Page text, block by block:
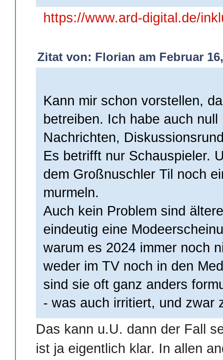
https://www.ard-digital.de/
Zitat von: Florian am Februar
Kann mir schon vorstellen,
betreiben. Ich habe auch
Nachrichten,
Es betrifft nur Schauspieler.
dem Großnuschler Til noch
murmeln.
Auch kein Problem sind
eindeutig eine
warum es 2024 immer noch
weder im TV noch in den
sind sie oft ganz anders
- was auch irritiert, und zwar
Das kann u.U. dann der Fall
ist ja eigentlich klar. In allen